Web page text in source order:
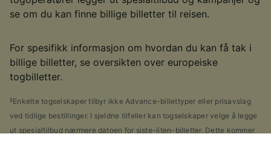
se om du kan finne billige billetter til reisen.
For spesifikk informasjon om hvordan du kan få tak i
billige billetter, se oversikten over europeiske
togbilletter.
§Enkelte togselskaper tilbyr ikke Advance-billettyper eller prisavslag
ved tidlige bestillinger. I sjeldne tilfeller kan togselskaper velge å legge
ut spesialtilbud nærmere datoen for siste-liten-billetter. Dette kommer